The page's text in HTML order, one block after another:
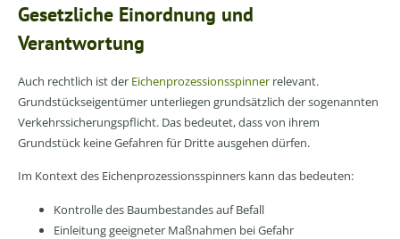
Gesetzliche Einordnung und
Verantwortung
Auch rechtlich ist der Eichenprozessionsspinner relevant.
Grundstückseigentümer unterliegen grundsätzlich der sogenannten
Verkehrssicherungspflicht. Das bedeutet, dass von ihrem
Grundstück keine Gefahren für Dritte ausgehen dürfen.
Im Kontext des Eichenprozessionsspinners kann das bedeuten:
Kontrolle des Baumbestandes auf Befall
Einleitung geeigneter Maßnahmen bei Gefahr